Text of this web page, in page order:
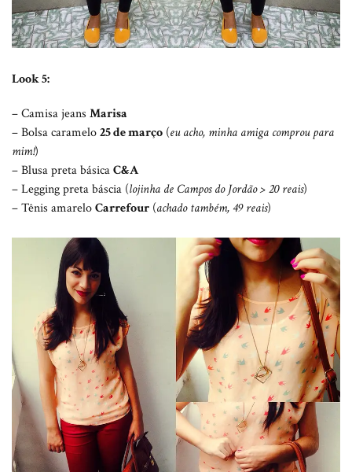
Look 5:
– Camisa jeans Marisa
– Bolsa caramelo25 de março (eu acho, minha amiga comprou para
mim!)
– Blusa preta básicaC&A
– Legging preta báscia (lojinha de Campos do Jordão > 20 reais)
– Tênis amareloCarrefour (achado também, 49 reais)